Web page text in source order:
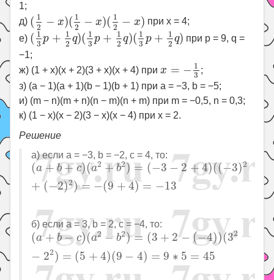
1;
д) ( 1
2
− x)( 1
2
− x)( 1
2 − x)
( 1 ( 1 2 1 2−
при x = 4;
е) ( 1
3 p + 1
2 q)( 1
3 p +
1
2 q)( 1
3 p +
1
2 q)
( 1 12q )( 1 p+1 q) (1 +1 2
при p = 9, q =
−1;
ж) (1 + x)(x + 2)(3 + x)(x + 4) приx = − 1
3
;
з) (a − 1)(a + 1)(b − 1)(b + 1) при a = −3, b = −5;
и) (m − n)(m + n)(n − m)(n + m) при m = −0,5, n = 0,3;
к) (1 − x)(x − 2)(3 − x)(x − 4) при x = 2.
Решение
а) если a = −3, b = −2, c = 4, то:
(a + b + c)(a2 + b2) = (−3 − 2 +4)((−3)2
+ (−2)2) = −(9 + 4) = −13
(a+b+c)(a2+b2)=(−3− 2+ 4) (−3) 2+(−2 )2)=−(9 4
б) если a = 3, b = 2, c = −4, то:
(a + b − c)(a2 − b2) = (3 + 2− (−4))(32
− 22) = (5 + 4)(9 − 4) = 9 ∗ 5 = 45
(a +b−c)(a2−b2)=(3+ 2−(−4 )(3 −22)=(5+ −4